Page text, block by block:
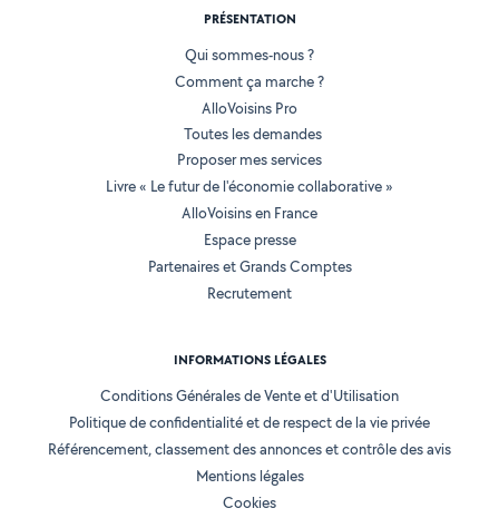
PRÉSENTATION
Qui sommes-nous ?
Comment ça marche ?
AlloVoisins Pro
Toutes les demandes
Proposer mes services
Livre « Le futur de l'économie collaborative »
AlloVoisins en France
Espace presse
Partenaires et Grands Comptes
Recrutement
INFORMATIONS LÉGALES
Conditions Générales de Vente et d'Utilisation
Politique de confidentialité et de respect de la vie privée
Référencement, classement des annonces et contrôle des avis
Mentions légales
Cookies